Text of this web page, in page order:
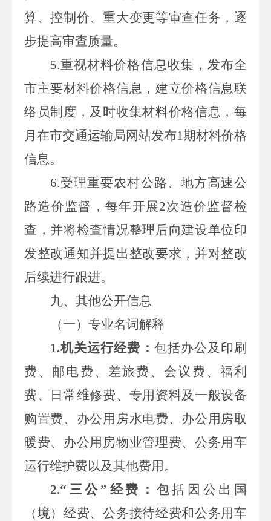
算、控制价、重大变更等审查任务，逐
步提高审查质量。
5.重视材料价格信息收集，发布全
市主要材料价格信息，建立价格信息联
络员制度，及时收集材料价格信息，每
月在市交通运输局网站发布1期材料价格
信息。
6.受理重要农村公路、地方高速公
路造价监督，每年开展2次造价监督检
查，并将检查情况整理后向建设单位印
发整改通知并提出整改要求，并对整改
后续进行跟进。
九、其他公开信息
（一）专业名词解释
1.机关运行经费： 包括办公及印刷
费、邮电费、差旅费、会议费、福利
费、日常维修费、 专用 资料及一般设备
购置费、办公用房水电费、办公用房取
暖费、办公用房物业管理费、公务用车
运行维护费以及其他费用。
2.“三公”经费： 包括因公出国
（境）经费、公务接待经费和公务用车